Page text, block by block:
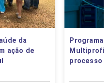
45
da
ação de
Programa
processo